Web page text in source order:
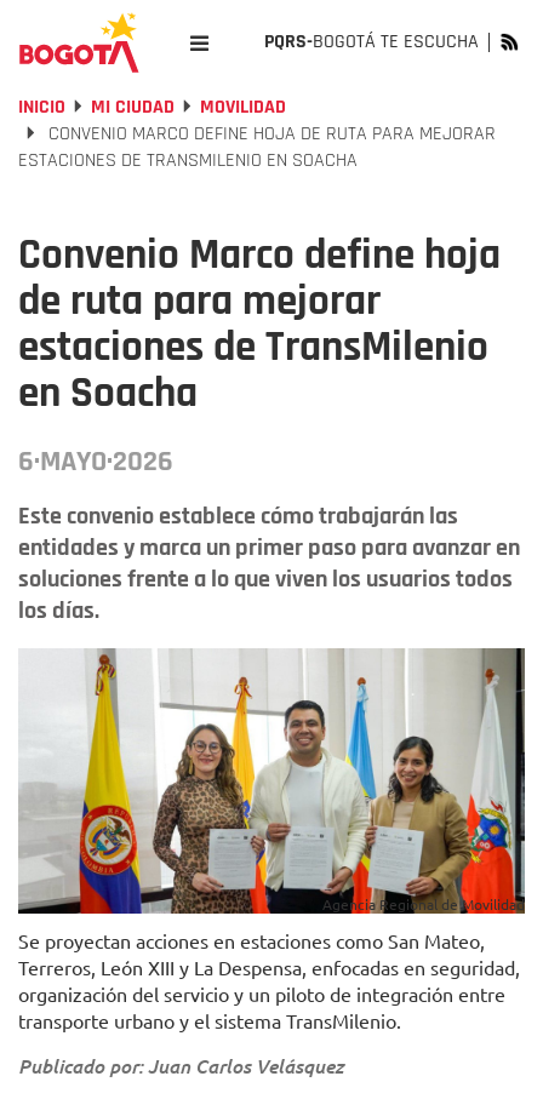
PQRS-BOGOTÁ TE ESCUCHA
INICIO MI CIUDAD
MOVILIDAD
CONVENIO MARCO DEFINE HOJA DE RUTA PARA MEJORAR
ESTACIONES DE TRANSMILENIO EN SOACHA
Convenio Marco define hoja
de ruta para mejorar
estaciones de TransMilenio
en Soacha
6·MAYO·2026
Este convenio establece cómo trabajarán las
entidades y marca un primer paso para avanzar en
soluciones frente a lo que viven los usuarios todos
los días.
Agencia Regional de Movilidad
Se proyectan acciones en estaciones como San Mateo,
Terreros, León XIII y La Despensa, enfocadas en seguridad,
organización del servicio y un piloto de integración entre
transporte urbano y el sistema TransMilenio.
Publicado por: Juan Carlos Velásquez